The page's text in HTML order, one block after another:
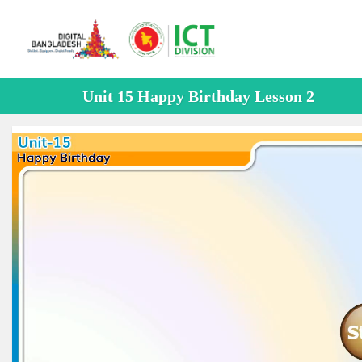
Unit 15 Happy Birthday Lesson 2